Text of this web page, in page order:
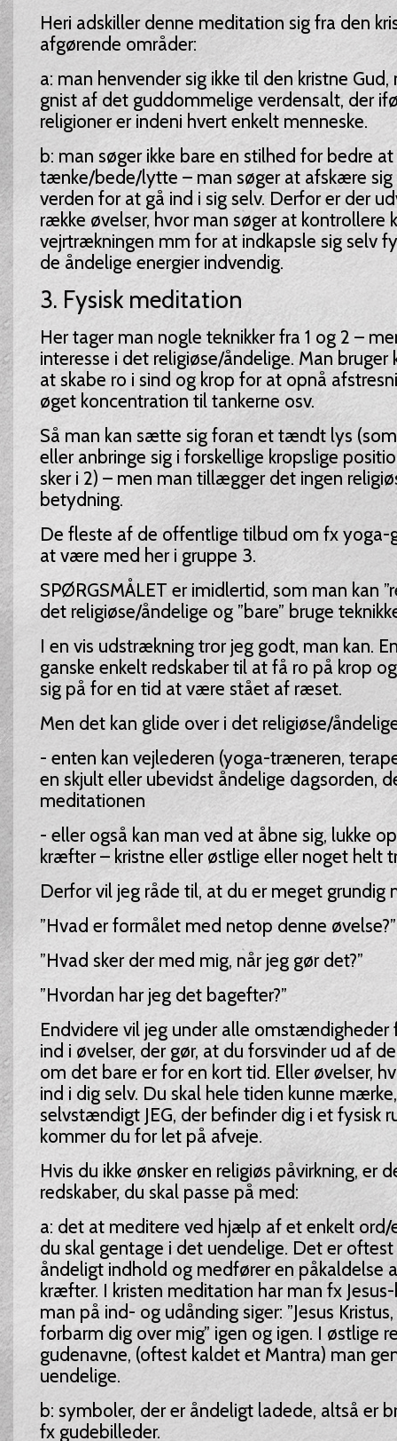
Heri adskiller denne meditation sig fra den
afgørende områder:
a: man henvender sig ikke til den kristne
gnist af det guddommelige verdensalt, der
religioner er indeni hvert enkelt menneske.
b: man søger ikke bare en stilhed for bedre at
tænke/bede/lytte – man søger at afskære sig
verden for at gå ind i sig selv. Derfor er der
række øvelser, hvor man søger at kontrollere
vejrtrækningen mm for at indkapsle sig selv
de åndelige energier indvendig.
3. Fysisk meditation
Her tager man nogle teknikker fra 1 og 2 –
interesse i det religiøse/åndelige. Man bruger
at skabe ro i sind og krop for at opnå
øget koncentration til tankerne osv.
Så man kan sætte sig foran et tændt lys
eller anbringe sig i forskellige kropslige
sker i 2) – men man tillægger det ingen
betydning.
De fleste af de offentlige tilbud om fx yoga-
at være med her i gruppe 3.
SPØRGSMÅLET er imidlertid, som man kan
det religiøse/åndelige og ”bare” bruge
I en vis udstrækning tror jeg godt, man kan.
ganske enkelt redskaber til at få ro på krop
sig på for en tid at være stået af ræset.
Men det kan glide over i det religiøse/
- enten kan vejlederen (yoga-træneren,
en skjult eller ubevidst åndelige dagsorden,
meditationen
- eller også kan man ved at åbne sig, lukke
kræfter – kristne eller østlige eller noget helt
Derfor vil jeg råde til, at du er meget grundig
”Hvad er formålet med netop denne øvelse?”
”Hvad sker der med mig, når jeg gør det?”
”Hvordan har jeg det bagefter?”
Endvidere vil jeg under alle omstændigheder
ind i øvelser, der gør, at du forsvinder ud af
om det bare er for en kort tid. Eller øvelser,
ind i dig selv. Du skal hele tiden kunne
selvstændigt JEG, der befinder dig i et fysisk
kommer du for let på afveje.
Hvis du ikke ønsker en religiøs påvirkning, er
redskaber, du skal passe på med:
a: det at meditere ved hjælp af et enkelt ord/
du skal gentage i det uendelige. Det er
åndeligt indhold og medfører en påkaldelse
kræfter. I kristen meditation har man fx
man på ind- og udånding siger: ”Jesus
forbarm dig over mig” igen og igen. I østlige
gudenavne, (oftest kaldet et Mantra) man
uendelige.
b: symboler, der er åndeligt ladede, altså er
fx gudebilleder.